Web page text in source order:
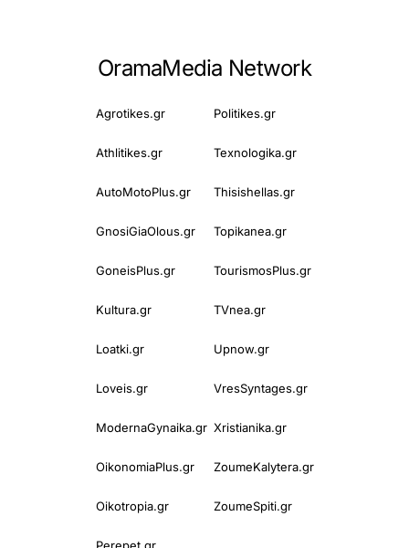
OramaMedia Network
Agrotikes.gr Politikes.gr
Athlitikes.gr Texnologika.gr
AutoMotoPlus.gr Thisishellas.gr
GnosiGiaOlous.gr Topikanea.gr
GoneisPlus.gr TourismosPlus.gr
Kultura.gr TVnea.gr
Loatki.gr Upnow.gr
Loveis.gr VresSyntages.gr
ModernaGynaika.gr Xristianika.gr
OikonomiaPlus.gr ZoumeKalytera.gr
Oikotropia.gr ZoumeSpiti.gr